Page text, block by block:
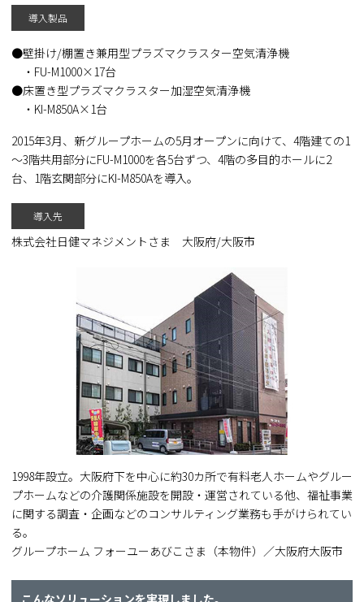
導入製品
壁掛け/棚置き兼用型プラズマクラスター空気清浄機
・FU-M1000×17台
床置き型プラズマクラスター加湿空気清浄機
・KI-M850A×1台
2015年3月、新グループホームの5月オープンに向けて、4階建ての1
～3階共用部分にFU-M1000を各5台ずつ、4階の多目的ホールに2
台、1階玄関部分にKI-M850Aを導入。
導入先
株式会社日健マネジメントさま 大阪府/大阪市
1998年設立。大阪府下を中心に約30カ所で有料老人ホームやグルー
プホームなどの介護関係施設を開設・運営されている他、福祉事業
に関する調査・企画などのコンサルティング業務も手がけられてい
る。
グループホーム フォーユーあびこさま（本物件）／大阪府大阪市
こんなソリューションを実現しました。